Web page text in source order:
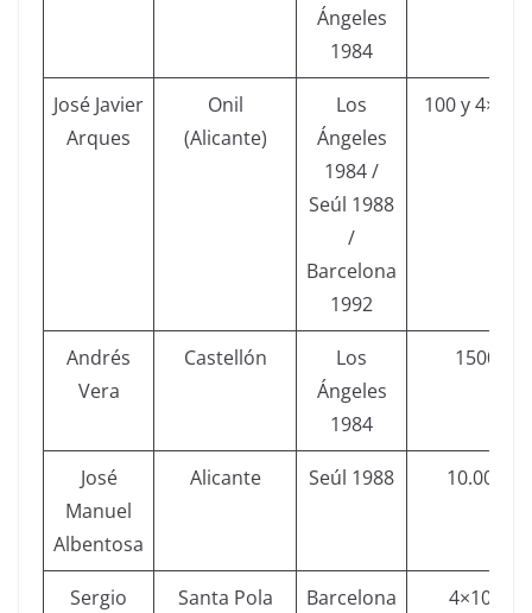
Ángeles
1984
José Javier
Arques
Onil
(Alicante)
Los
Ángeles
1984 /
Seúl 1988
/
Barcelona
1992
100 y 4×100
Andrés
Vera
Castellón
Los
Ángeles
1984
1500
José
Manuel
Albentosa
Alicante Seúl 1988 10.000
Sergio
Santa Pola
Barcelona
4×100